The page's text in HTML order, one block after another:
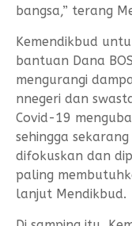
bangsa,” terang
Kemendikbud
bantuan Dana
mengurangi
nnegeri dan
Covid-19
sehingga sekarang
difokuskan dan
paling
lanjut Mendikbud.